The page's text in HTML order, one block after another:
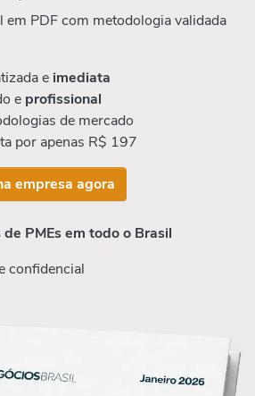
PDF com metodologia validada
e imediata
e profissional
de mercado
por apenas R$ 197
empresa agora
PMEs em todo o Brasil
confidencial